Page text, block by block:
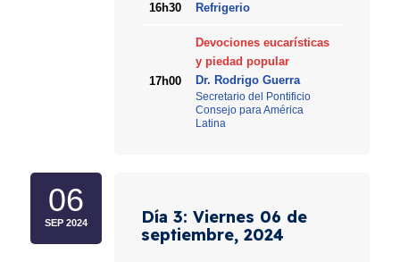
16h30 Refrigerio
17h00
Devociones eucarísticas
y piedad popular
Dr. Rodrigo Guerra
Secretario del Pontificio
Consejo para América
Latina
06
SEP 2024
Día 3: Viernes 06 de
septiembre, 2024